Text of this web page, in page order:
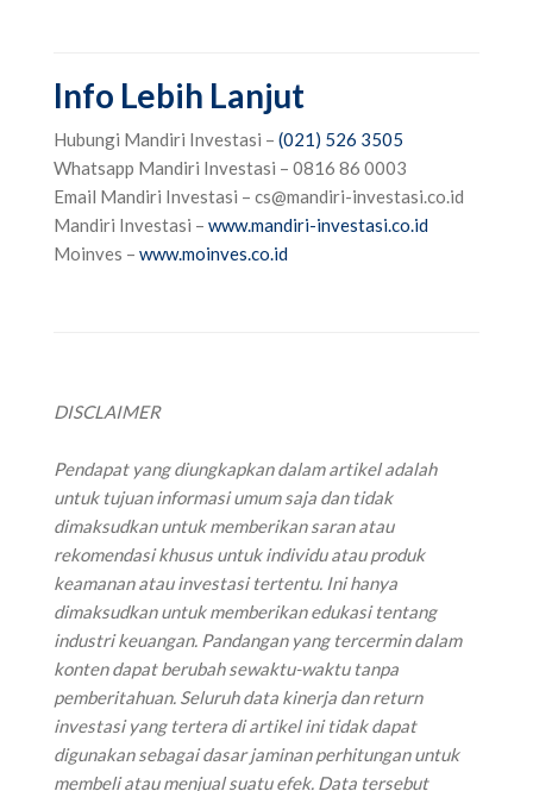
Info Lebih Lanjut
Hubungi Mandiri Investasi – (021) 526 3505
Whatsapp Mandiri Investasi – 0816 86 0003
Email Mandiri Investasi – cs@mandiri-investasi.co.id
Mandiri Investasi – www.mandiri-investasi.co.id
Moinves – www.moinves.co.id
DISCLAIMER
Pendapat yang diungkapkan dalam artikel adalah
untuk tujuan informasi umum saja dan tidak
dimaksudkan untuk memberikan saran atau
rekomendasi khusus untuk individu atau produk
keamanan atau investasi tertentu. Ini hanya
dimaksudkan untuk memberikan edukasi tentang
industri keuangan. Pandangan yang tercermin dalam
konten dapat berubah sewaktu-waktu tanpa
pemberitahuan. Seluruh data kinerja dan return
investasi yang tertera di artikel ini tidak dapat
digunakan sebagai dasar jaminan perhitungan untuk
membeli atau menjual suatu efek. Data tersebut